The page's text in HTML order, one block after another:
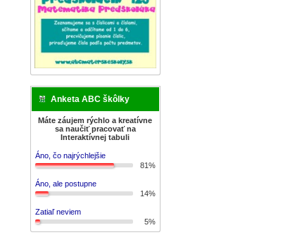
Anketa ABC škôlky
Máte záujem rýchlo a kreatívne
sa naučiť pracovať na
Interaktívnej tabuli
Áno, čo najrýchlejšie
81%
Áno, ale postupne
14%
Zatiaľ neviem
5%